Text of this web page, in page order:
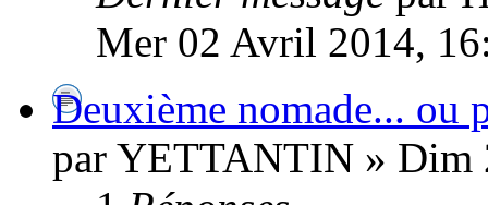
Mer 02 Avril 2014,
Deuxième nomade... ou
par YETTANTIN » Dim